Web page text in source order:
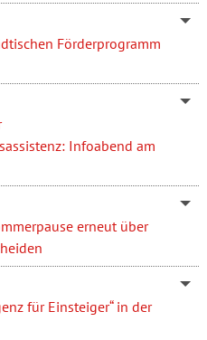
Förderprogramm
Infoabend am
erneut über
für Einsteiger“ in der